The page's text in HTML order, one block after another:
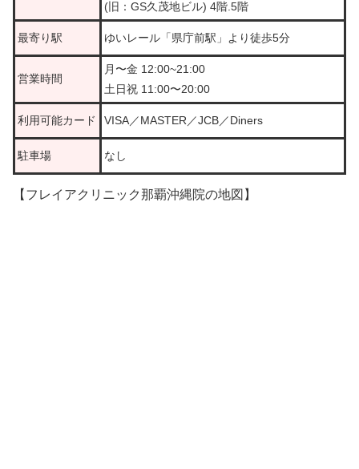
(旧：GS久茂地ビル) 4階.5階
最寄り駅 ゆいレール「県庁前駅」より徒歩5分
営業時間
月〜金 12:00~21:00
土日祝 11:00〜20:00
利用可能カード VISA／MASTER／JCB／Diners
駐車場 なし
【フレイアクリニック那覇沖縄院の地図】